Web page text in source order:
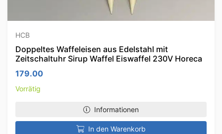
HCB
Doppeltes Waffeleisen aus Edelstahl mit
Zeitschaltuhr Sirup Waffel Eiswaffel 230V Horeca
179.00
Vorrätig
Informationen
In den Warenkorb